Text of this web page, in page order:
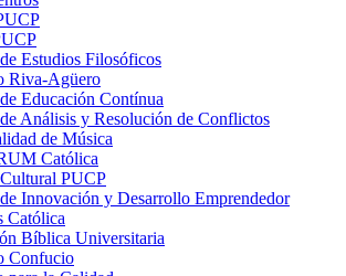
Estudios Filosóficos
Riva-Agüero
Educación Contínua
Análisis y Resolución de Conflictos
de Música
Católica
PUCP
Innovación y Desarrollo Emprendedor
Católica
Bíblica Universitaria
Confucio